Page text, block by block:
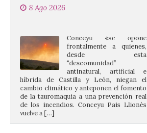
“descomunidad”
antinatural, artificial e
híbrida de Castilla y León, niegan el
cambio climático y anteponen el fomento
de la tauromaquia a una prevención real
de los incendios. Conceyu Pais Llionés
vuelve a […]